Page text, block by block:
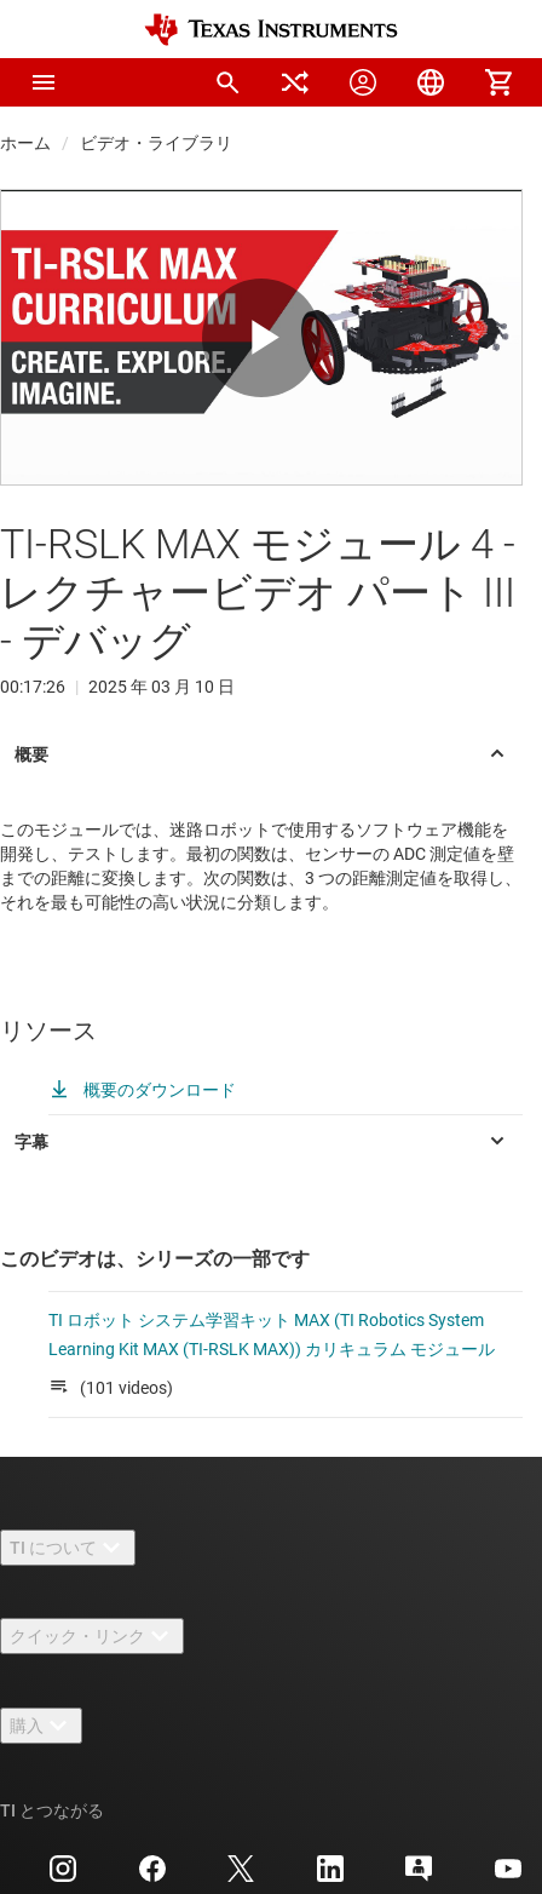
ホーム ビデオ・ライブラリ
Play
Video
TI-RSLK MAX モジュール 4 -
レクチャービデオ パート III
- デバッグ
00:17:26 | 2025 年 03 月 10 日
このモジュールでは、迷路ロボットで使用するソフトウェア機能を
開発し、テストします。最初の関数は、センサーの ADC 測定値を壁
までの距離に変換します。次の関数は、3 つの距離測定値を取得し、
それを最も可能性の高い状況に分類します。
リソース
概要のダウンロード
このビデオは、シリーズの一部です
TI ロボット システム学習キット MAX (TI Robotics System
Learning Kit MAX (TI-RSLK MAX)) カリキュラム モジュール
(101 videos)
TI について
採用情報
ニュース
イベント
投資家向け情報
クイック・リンク
TI E2E™ 設計サポート・フォーラム
クロスリファレンス検索
カスタマー・サポート・センター
購入
TI とつながる